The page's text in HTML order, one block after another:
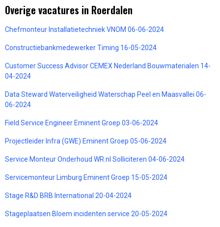
Overige vacatures in Roerdalen
Chefmonteur Installatietechniek VNOM 06-06-2024
Constructiebankmedewerker Timing 16-05-2024
Customer Success Advisor CEMEX Nederland Bouwmaterialen 14-
04-2024
Data Steward Waterveiligheid Waterschap Peel en Maasvallei 06-
06-2024
Field Service Engineer Eminent Groep 03-06-2024
Projectleider Infra (GWE) Eminent Groep 05-06-2024
Service Monteur Onderhoud WR.nl Solliciteren 04-06-2024
Servicemonteur Limburg Eminent Groep 15-05-2024
Stage R&D BRB International 20-04-2024
Stageplaatsen Bloem incidenten service 20-05-2024